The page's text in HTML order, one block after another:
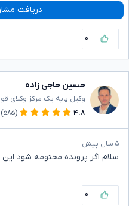
دریافت
۰
حسین حاجی زاده
وکیل پایه یک مرکز وکلای
۴.۸
(۵۸۵)
۵ سال پیش
سلام اگر پرونده مختومه شود
۰